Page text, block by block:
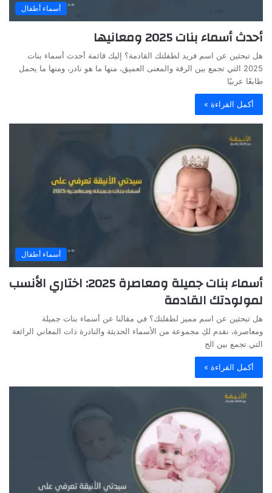
أسماء أطفال
أحدث أسماء بنات 2025 ومعانيها
هل تبحثين عن اسم فريد لطفلتك القادمة؟ إليك قائمة أحدث أسماء بنات
2025 التي تجمع بين الرقة والمعنى العميق، منها ما هو نادر، ومنها ما يحمل
طابعًا عربيًا
أكمل القراءة »
أسماء أطفال
أسماء بنات جميلة ومعاصرة 2025: اختاري الأنسب
لمولودتك القادمة
هل تبحثين عن اسم مميز لطفلتك؟ في مقالنا عن أسماء بنات جميلة
ومعاصرة، نقدم لكِ مجموعة من الأسماء الحديثة والنادرة ذات المعاني الرائعة
التي تجمع بين الج
أكمل القراءة »